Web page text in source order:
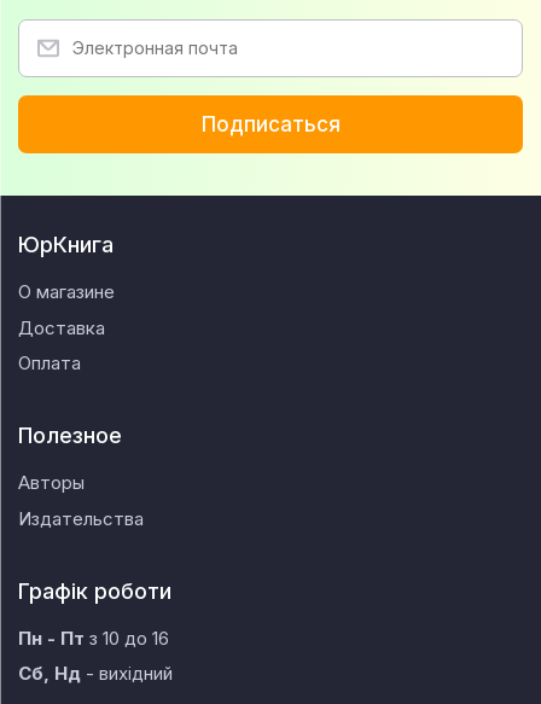
Подписаться
ЮрКнига
О магазине
Доставка
Оплата
Полезное
Авторы
Издательства
Графік роботи
Пн - Пт з 10 до 16
Сб, Нд - вихідний